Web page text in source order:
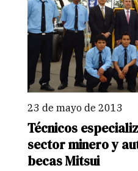
23 de mayo de 2013
Técnicos
sector minero y
becas Mitsui